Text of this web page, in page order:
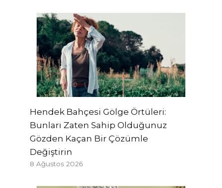
Hendek Bahçesi Gölge Örtüleri:
Bunları Zaten Sahip Olduğunuz
Gözden Kaçan Bir Çözümle
Değiştirin
8 Ağustos 2026